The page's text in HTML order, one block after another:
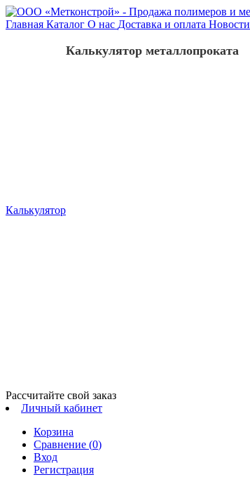
Главная Каталог О нас Доставка и оплата Новости
Калькулятор
Калькулятор металлопроката
Рассчитайте свой заказ
Личный кабинет
Корзина
Сравнение (0)
Вход
Регистрация